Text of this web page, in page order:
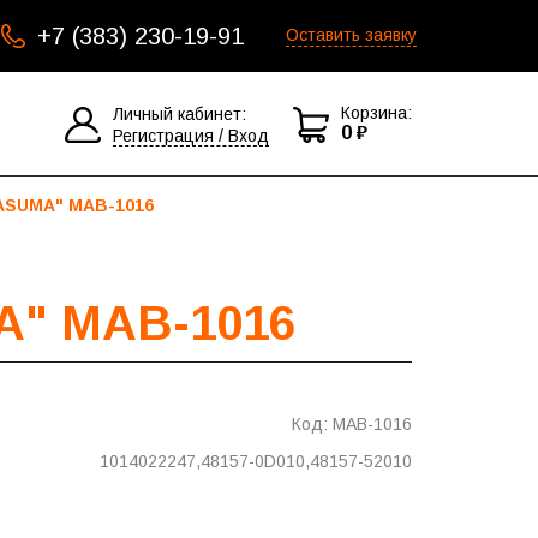
+7 (383) 230-19-91 Оставить заявку
Личный кабинет:
Регистрация / Вход
Корзина:
0 ₽
MAB-1016
MAB-1016
Код: MAB-1016
1014022247,48157-0D010,48157-52010